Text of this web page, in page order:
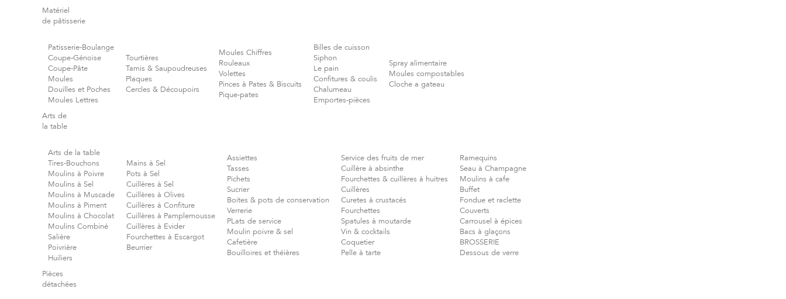
Matériel
de pâtisserie
Patisserie-Boulange
Coupe-Génoise
Coupe-Pâte
Moules
Douilles et Poches
Moules Lettres
Tourtières
Tamis & Saupoudreuses
Plaques
Cercles & Découpoirs
Moules Chiffres
Rouleaux
Volettes
Pinces à Pates & Biscuits
Pique-pates
Billes de cuisson
Siphon
Le pain
Confitures & coulis
Chalumeau
Emportes-pièces
Spray alimentaire
Moules compostables
Cloche a gateau
Arts de
la table
Arts de la table
Tires-Bouchons
Moulins à Poivre
Moulins à Sel
Moulins à Muscade
Moulins à Piment
Moulins à Chocolat
Moulins Combiné
Salière
Poivrière
Huiliers
Mains à Sel
Pots à Sel
Cuillères à Sel
Cuillères à Olives
Cuillères à Confiture
Cuillères à Pamplemousse
Cuillères à Evider
Fourchettes à Escargot
Beurrier
Assiettes
Tasses
Pichets
Sucrier
Boites & pots de conservation
Verrerie
PLats de service
Moulin poivre & sel
Cafetière
Bouilloires et théières
Service des fruits de mer
Cuillère à absinthe
Fourchettes & cuillères à huitres
Cuillères
Curetes à crustacés
Fourchettes
Spatules à moutarde
Vin & cocktails
Coquetier
Pelle à tarte
Ramequins
Seau à Champagne
Moulins à cafe
Buffet
Fondue et raclette
Couverts
Carrousel à épices
Bacs à glaçons
BROSSERIE
Dessous de verre
Pièces
détachées